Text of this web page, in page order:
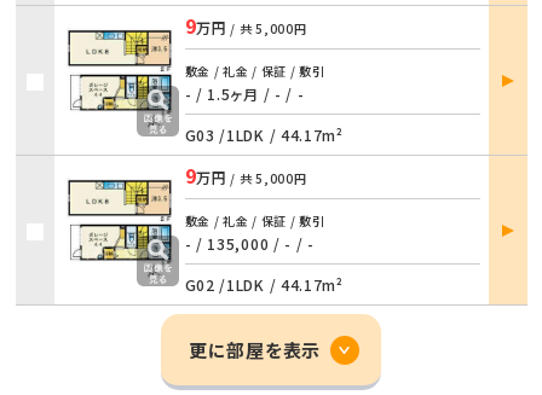
9万円 / 共5,000円
敷金 / 礼金 / 保証 / 敷引
- / 1.5ヶ月 / - / -
G03 /1LDK / 44.17m²
部屋
詳細
9万円 / 共5,000円
敷金 / 礼金 / 保証 / 敷引
- / 135,000 / - / -
G02 /1LDK / 44.17m²
部屋
詳細
更に部屋を表示